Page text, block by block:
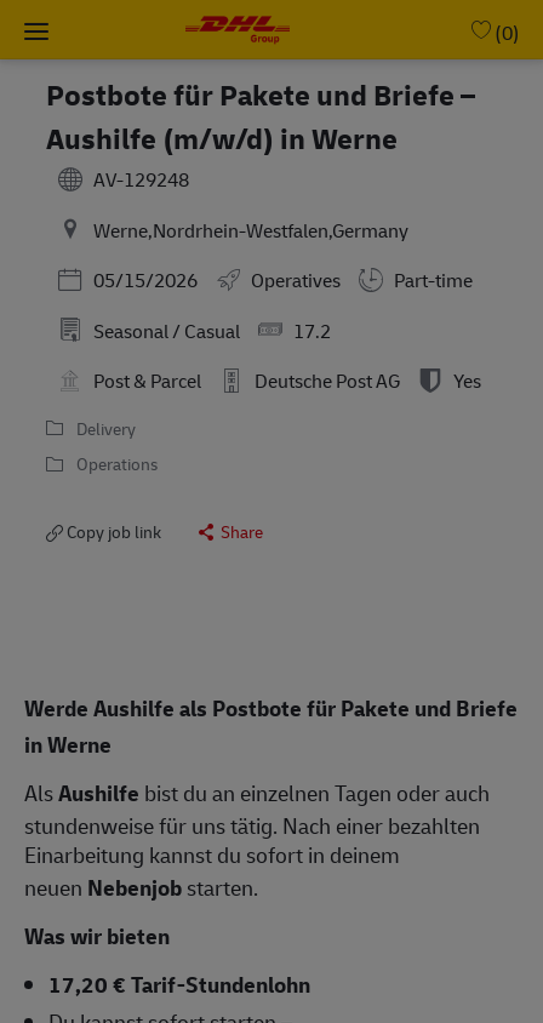
Skip to main content
(0)
Postbote für Pakete und Briefe –
Aushilfe (m/w/d) in Werne
AV-129248
Werne,Nordrhein-Westfalen,Germany
Posted Date
05/15/2026 Operatives
Part-time
Seasonal / Casual
17.2
Post & Parcel
Deutsche Post AG Yes
Delivery
Operations
Copy job link Share
Werde Aushilfe als Postbote für Pakete und Briefe
in Werne
AlsAushilfe bist du an einzelnen Tagen oder auch
stundenweise für uns tätig. Nach einer bezahlten
Einarbeitung kannst du sofort in deinem
neuen Nebenjobstarten.
Was wir bieten
17,20 € Tarif-Stundenlohn